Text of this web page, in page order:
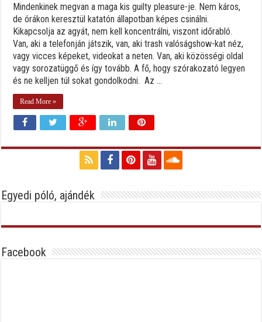
Mindenkinek megvan a maga kis guilty pleasure-je. Nem káros,
de órákon keresztül katatón állapotban képes csinálni.
Kikapcsolja az agyát, nem kell koncentrálni, viszont időrabló.
Van, aki a telefonján játszik, van, aki trash valóságshow-kat néz,
vagy vicces képeket, videokat a neten. Van, aki közösségi oldal
vagy sorozatüggő és így tovább. A fő, hogy szórakozató legyen
és ne kelljen túl sokat gondolkodni. Az ...
Read More »
Egyedi póló, ajándék
Facebook